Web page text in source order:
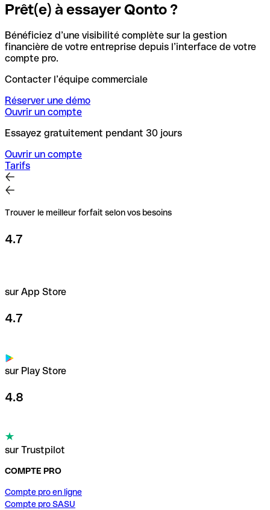
Prêt(e) à essayer Qonto ?
Bénéficiez d’une visibilité complète sur la gestion
financière de votre entreprise depuis l’interface de votre
compte pro.
Contacter l’équipe commerciale
Réserver une démo
Ouvrir un compte
Essayez gratuitement pendant 30 jours
Ouvrir un compte
Tarifs
Trouver le meilleur forfait selon vos besoins
4.7
sur App Store
4.7
sur Play Store
4.8
sur Trustpilot
COMPTE PRO
Compte pro en ligne
Compte pro SASU